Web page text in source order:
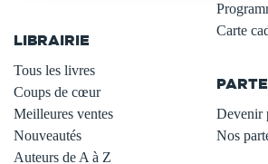
LIBRAIRIE
Tous les livres
Coups de cœur
Meilleures ventes
Nouveautés
Auteurs de A à Z
Carte
Devenir
Nos